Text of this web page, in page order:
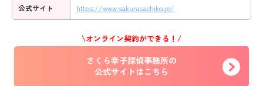
公式サイト https://www.sakurasachiko.jp/
\オンライン契約ができる！/
さくら幸子探偵事務所の
公式サイトはこちら